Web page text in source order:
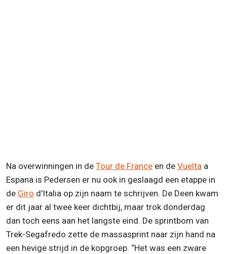
Na overwinningen in de Tour de France en de Vuelta a
Espana is Pedersen er nu ook in geslaagd een etappe in
de Giro d'Italia op zijn naam te schrijven. De Deen kwam
er dit jaar al twee keer dichtbij, maar trok donderdag
dan toch eens aan het langste eind. De sprintbom van
Trek-Segafredo zette de massasprint naar zijn hand na
een hevige strijd in de kopgroep. “Het was een zware